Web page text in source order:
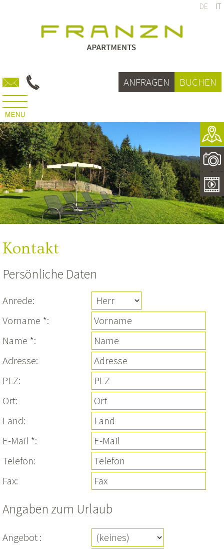
DE IT
BUCHEN
ANFRAGEN
Kontakt
Persönliche Daten
Anrede:
Vorname *:
Name *:
Adresse:
PLZ:
Ort:
Land:
E-Mail *:
Telefon:
Fax:
Angaben zum Urlaub
Angebot :